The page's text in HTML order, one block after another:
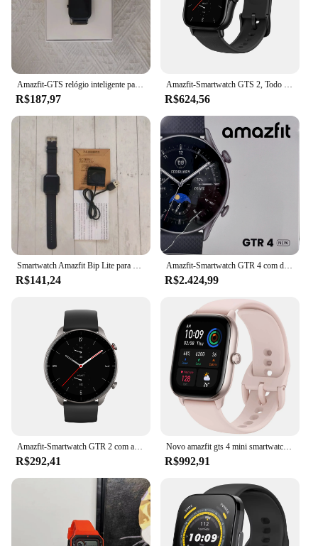
Amazfit-GTS relógio inteligente para homens e mulheres, 5 ATM impermeável, rastreamento esportivo, widgets editáveis, controle de música
R$187,97
Amazfit-Smartwatch GTS 2, Todo o Redondo, Acompanhamento de Saúde e Fitness, Alexa Integrada, Android, Telefone iOS, Nova Versão
R$624,56
Smartwatch Amazfit Bip Lite para homens, relógio de esportes Bluetooth, freqüência cardíaca, IP68 impermeável, sem caixa 85-95, novo smartwatch
R$141,24
Amazfit-Smartwatch GTR 4 com display AMOLED, aplicativo Zepp OS, bateria de 12 dias, relógio GPS para telefone Android e iOS, nova versão, 46mm, 2024
R$2.424,99
Amazfit-Smartwatch GTR 2 com autonomia de bateria ultra longa incorporada, telefone Android e iOS, Alexa, nova versão
R$292,41
Novo amazfit gts 4 mini smartwatch 24h 120 de freqüência cardíaca modos de esportes relógio inteligente zepp app com alexa embutido para android para ios
R$992,91